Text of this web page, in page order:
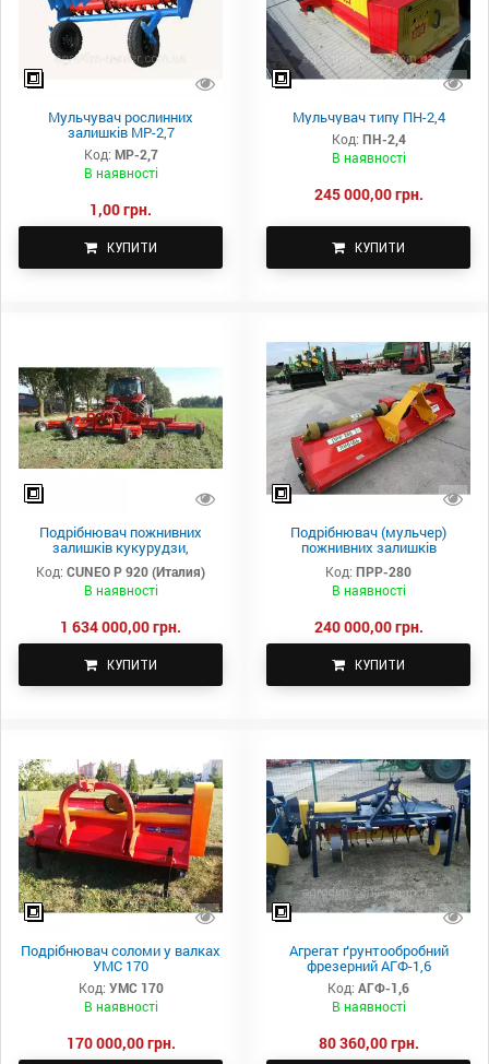
Мульчувач рослинних
залишків МР-2,7
Код: МР-2,7
В наявності
1,00 грн.
КУПИТИ
Мульчувач типу ПН-2,4
Код: ПН-2,4
В наявності
245 000,00 грн.
КУПИТИ
Подрібнювач пожнивних
залишків кукурудзи,
соняшнику CUNEO P 800
(Італія)
Код: CUNEO P 920 (Италия)
В наявності
1 634 000,00 грн.
КУПИТИ
Подрібнювач (мульчер)
пожнивних залишків
кукурудзи, соняшнику,
ПРР-280
Код: ПРР-280
В наявності
240 000,00 грн.
КУПИТИ
Подрібнювач соломи у валках
УМС 170
Код: УMС 170
В наявності
170 000,00 грн.
Агрегат ґрунтообробний
фрезерний АГФ-1,6
Код: АГФ-1,6
В наявності
80 360,00 грн.